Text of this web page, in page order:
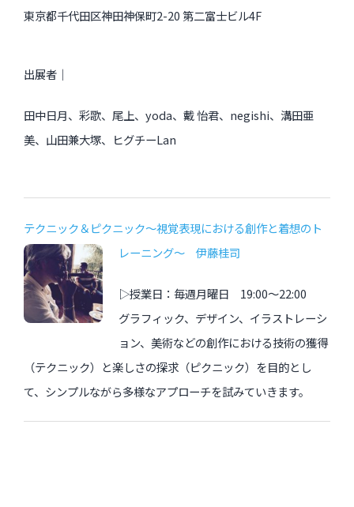
東京都千代田区神田神保町2-20 第二富士ビル4F
出展者｜
田中日月、彩歌、尾上、yoda、戴 怡君、negishi、溝田亜
美、山田兼大塚、ヒグチーLan
テクニック＆ピクニック〜視覚表現における創作と着想のト
レーニング〜 伊藤桂司
▷授業日：毎週月曜日 19:00〜22:00
グラフィック、デザイン、イラストレーシ
ョン、美術などの創作における技術の獲得
（テクニック）と楽しさの探求（ピクニック）を目的とし
て、シンプルながら多様なアプローチを試みていきます。